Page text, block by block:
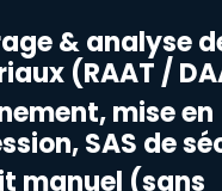
& analyse
(RAAT /
mise en
SAS de
manuel (sans